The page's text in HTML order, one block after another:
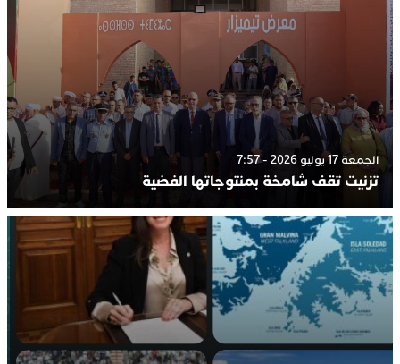
الجمعة 17 يوليو 2026 - 7:57
تزنيت تقف شامخة بمنتوجاتها الفضية